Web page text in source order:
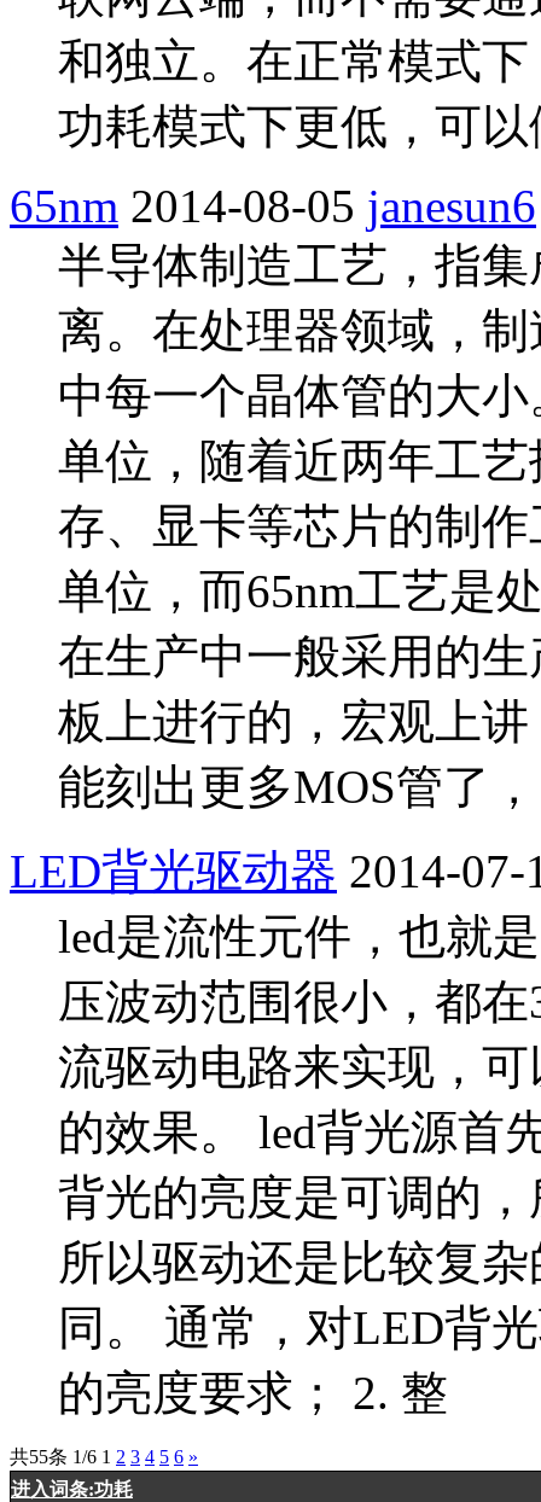
和独立。在正常模式
功耗模式下更低，可
65nm 2014-08-05 janesun6
半导体制造工艺，指
离。在处理器领域，
中每一个晶体管的大
单位，随着近两年工
存、显卡等芯片的制
单位，而65nm工艺是
在生产中一般采用的
板上进行的，宏观上
能刻出更多MOS管了，
LED背光驱动器 2014-
led是流性元件，也就
压波动范围很小，都
流驱动电路来实现，
的效果。 led背光源首
背光的亮度是可调的
所以驱动还是比较复
同。 通常，对LED背
的亮度要求； 2. 整
共55条 1/6 1 2 3 4 5 6 »
进入词条:功耗